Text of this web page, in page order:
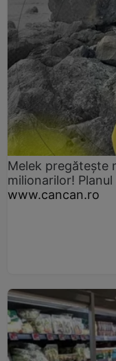
Melek pregătește
milionarilor!
www.cancan.ro